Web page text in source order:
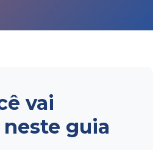
vai
guia